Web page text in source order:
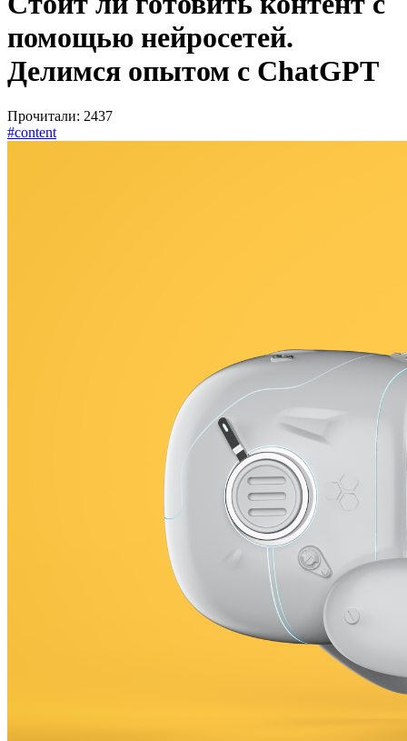
помощью нейросетей.
Делимся опытом с ChatGPT
Прочитали: 2437
#сontent